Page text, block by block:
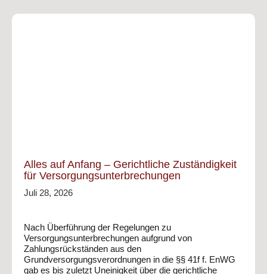
Alles auf Anfang – Gerichtliche Zuständigkeit
für Versorgungsunterbrechungen
Juli 28, 2026
Nach Überführung der Regelungen zu
Versorgungsunterbrechungen aufgrund von
Zahlungsrückständen aus den
Grundversorgungsverordnungen in die §§ 41f f. EnWG
gab es bis zuletzt Uneinigkeit über die gerichtliche